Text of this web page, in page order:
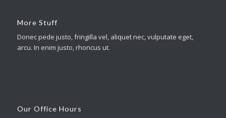
More Stuff
Donec pede justo, fringilla vel, aliquet nec, vulputate eget,
arcu. In enim justo, rhoncus ut.
Our Office Hours